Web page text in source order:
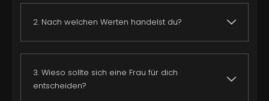
2. Nach welchen Werten handelst du?
3. Wieso sollte sich eine Frau für dich
entscheiden?